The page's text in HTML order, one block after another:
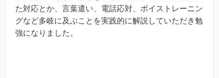
た対応とか、言葉遣い、電話応対、ボイストレーニン
グなど多岐に及ぶことを実践的に解説していただき勉
強になりました。